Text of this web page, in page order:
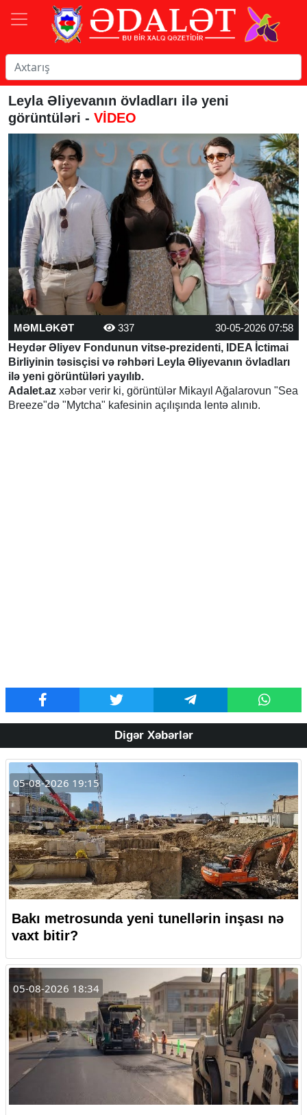
Leyla Əliyevanın övladları ilə yeni
görüntüləri - VİDEO
MƏMLƏKƏT 337
30-05-2026 07:58
Heydər Əliyev Fondunun vitse-prezidenti, IDEA İctimai
Birliyinin təsisçisi və rəhbəri Leyla Əliyevanın övladları
ilə yeni görüntüləri yayılıb.
Adalet.az xəbər verir ki, görüntülər Mikayıl Ağalarovun "Sea
Breeze"də "Mytcha" kafesinin açılışında lentə alınıb.
Digər Xəbərlər
05-08-2026 19:15
Bakı metrosunda yeni tunellərin inşası nə
vaxt bitir?
05-08-2026 18:34